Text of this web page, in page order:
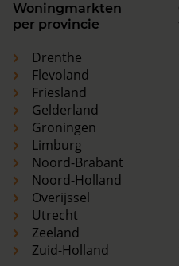
Woningmarkten
per provincie
Drenthe
Flevoland
Friesland
Gelderland
Groningen
Limburg
Noord-Brabant
Noord-Holland
Overijssel
Utrecht
Zeeland
Zuid-Holland